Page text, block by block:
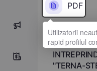
0
PDF
Denumirea
"TERNA-